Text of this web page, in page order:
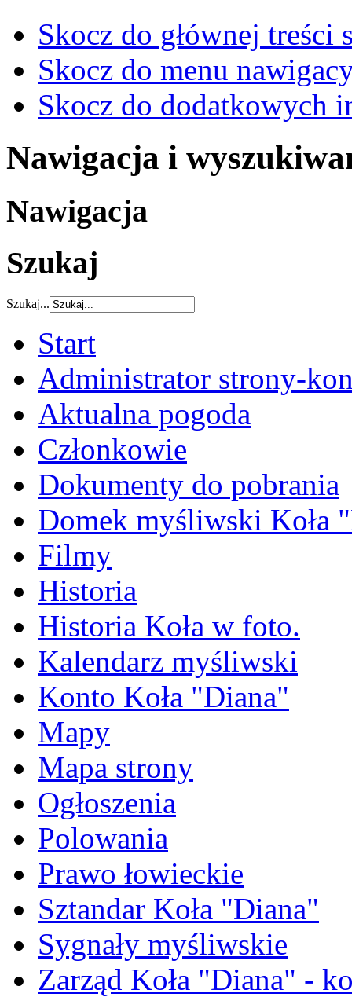
Skocz do głównej treści
Skocz do menu
Skocz do dodatkowych
Nawigacja i
Nawigacja
Szukaj
Szukaj...
Start
Administrator strony-
Aktualna pogoda
Członkowie
Dokumenty do pobrania
Domek myśliwski Koła
Filmy
Historia
Historia Koła w foto.
Kalendarz myśliwski
Konto Koła "Diana"
Mapy
Mapa strony
Ogłoszenia
Polowania
Prawo łowieckie
Sztandar Koła "Diana"
Sygnały myśliwskie
Zarząd Koła "Diana" -